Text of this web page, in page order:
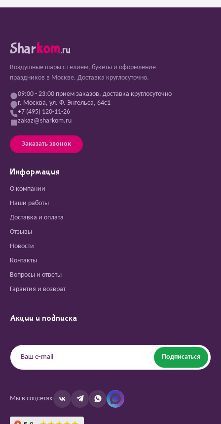
Sharkom.ru
Воздушные шары с гелием, букеты и оформление
праздников в Москве. Доставка круглосуточно.
09:00 - 23:00 прием заказов, доставка круглосуточно
г. Москва, ул. Ф. Энгельса, 64с1
+7 (495) 120-11-26
zakaz@sharkom.ru
Заказать звонок
Информация
О компании
Наши работы
Доставка и оплата
Отзывы
Новости
Контакты
Вопросы и ответы
Гарантия и возврат
Акции и подписка
Подписаться
Мы в соцсетях